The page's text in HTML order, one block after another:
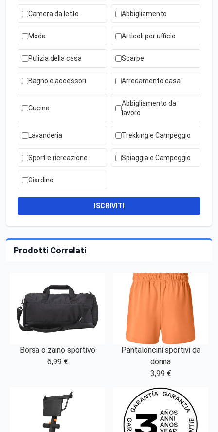
Camera da letto Abbigliamento
Moda Articoli per ufficio
Pulizia della casa Scarpe
Bagno e accessori Arredamento casa
Cucina
Abbigliamento da
lavoro
Lavanderia Trekking e Campeggio
Sport e ricreazione Spiaggia e Campeggio
Giardino
ISCRIVITI
Prodotti Correlati
Borsa o zaino sportivo
6,99 €
Pantaloncini sportivi da
donna
3,99 €